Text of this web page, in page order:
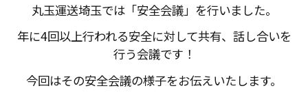
丸玉運送埼玉では「安全会議」を行いました。
年に4回以上行われる安全に対して共有、話し合いを
行う会議です！
今回はその安全会議の様子をお伝えいたします。